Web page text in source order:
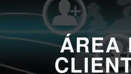
ÁREA